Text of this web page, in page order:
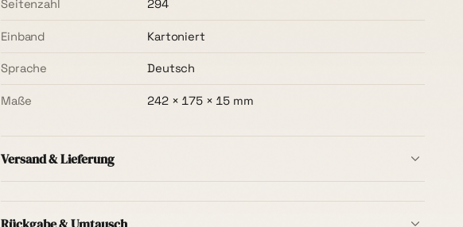
Seitenzahl 294
Einband Kartoniert
Sprache Deutsch
Maße 242 × 175 × 15 mm
Versand & Lieferung